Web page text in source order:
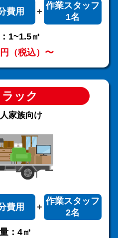
費用
作業スタッフ
1名
1~1.5㎥
円（税込）〜
ック
家族向け
費用
作業スタッフ
2名
：4㎥